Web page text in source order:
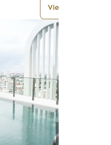
View More